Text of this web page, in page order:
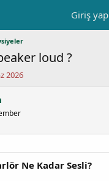
Giriş yap
loud ?
2026
Ne Kadar Sesli?